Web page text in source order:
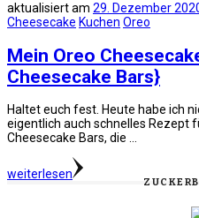
aktualisiert am 29. Dezember
Cheesecake Kuchen Oreo
Mein Oreo
Cheesecake Bars}
Haltet euch fest. Heute habe ich
eigentlich auch schnelles Rezept
Cheesecake Bars, die …
weiterlesen